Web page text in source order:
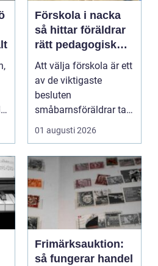
Förskola i nacka
så hittar föräldrar
rätt pedagogisk
trygghet
Att välja förskola är ett
av de viktigaste
besluten
småbarnsföräldrar tar.
Omsorg, trygghet,
pedagog...
01 augusti 2026
Frimärksauktion:
så fungerar handel